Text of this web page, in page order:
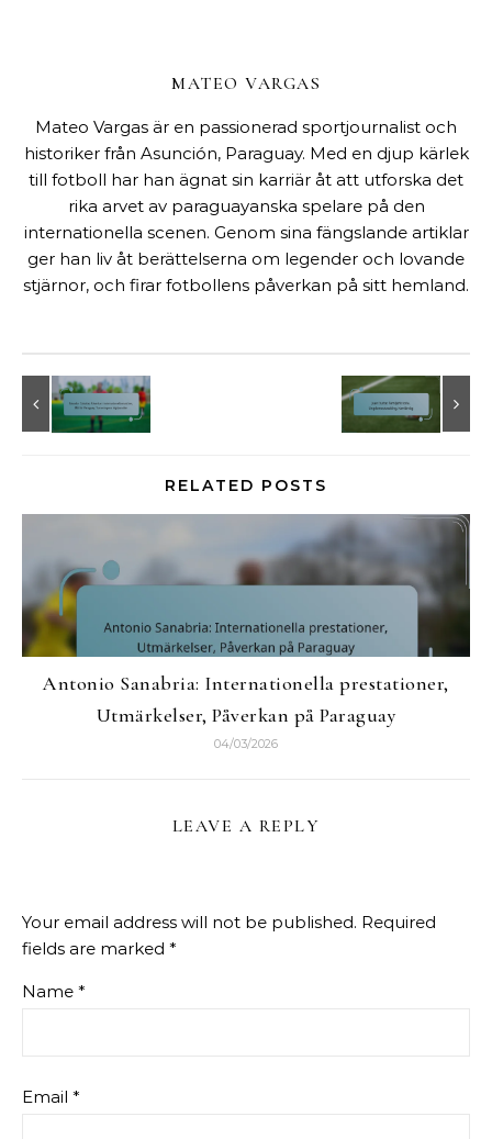
MATEO VARGAS
Mateo Vargas är en passionerad sportjournalist och
historiker från Asunción, Paraguay. Med en djup kärlek
till fotboll har han ägnat sin karriär åt att utforska det
rika arvet av paraguayanska spelare på den
internationella scenen. Genom sina fängslande artiklar
ger han liv åt berättelserna om legender och lovande
stjärnor, och firar fotbollens påverkan på sitt hemland.
RELATED POSTS
Antonio Sanabria: Internationella prestationer,
Utmärkelser, Påverkan på Paraguay
04/03/2026
LEAVE A REPLY
Your email address will not be published. Required
fields are marked *
Name *
Email *